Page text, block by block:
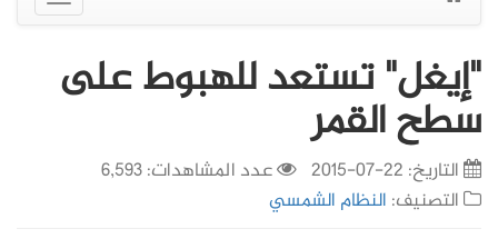
القائمة
"إيغل" تستعد للهبوط على
سطح القمر
التاريخ: 22-07-2015
عدد المشاهدات: 6,593
التصنيف: النظام الشمسي